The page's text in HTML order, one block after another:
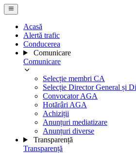
Acasă
Alertă trafic
Conducerea
Comunicare
Comunicare
Selecție membri CA
Selecție Director General și
Convocator AGA
Hotărâri AGA
Achiziții
Anunțuri mediatizare
Anunțuri diverse
Transparență
Transparență